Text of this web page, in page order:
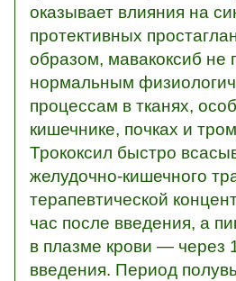
оказывает влияния на
протективных
образом, мавакоксиб не
нормальным
процессам в тканях,
кишечнике, почках и
Трококсил быстро
желудочно-кишечного
терапевтической
час после введения, а
в плазме крови — через
введения. Период